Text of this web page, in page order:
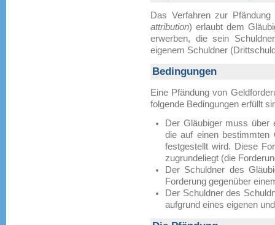
Das Verfahren zur
attribution) erlaubt dem
erwerben, die sein
eigenem Schuldner
Bedingungen
Eine Pfändung von
folgende Bedingungen erfüllt
Der Gläubiger muss über
die auf einen bestimmten
festgestellt wird. Diese
zugrundeliegt (die
Der Schuldner des
Forderung gegenüber
Der Schuldner des
aufgrund eines eigenen